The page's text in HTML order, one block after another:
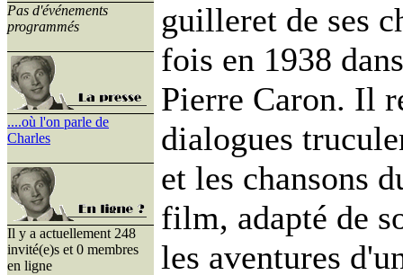
Pas d'événements
programmés
....où l'on parle de
Charles
Il y a actuellement 248
invité(e)s et 0 membres
en ligne
guilleret de ses
fois en 1938
Pierre Caron. Il
dialogues
et les chansons
film, adapté de
les aventures